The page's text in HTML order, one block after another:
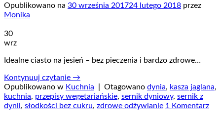
Opublikowano na 30 września 201724 lutego 2018 przez
Monika
30
wrz
Idealne ciasto na jesień – bez pieczenia i bardzo zdrowe…
Kontynuuj czytanie →
Opublikowano w Kuchnia Otagowano dynia, kasza jaglana,
kuchnia, przepisy wegetariańskie, sernik dyniowy, sernik z
dynii, słodkości bez cukru, zdrowe odżywianie 1 Komentarz